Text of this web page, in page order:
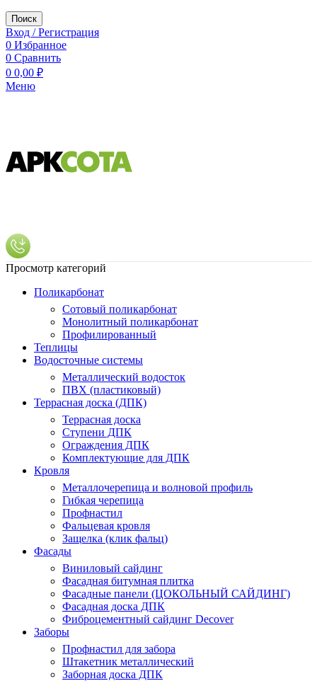
Поиск
Вход / Регистрация
0 Избранное
0 Сравнить
0 0,00 ₽
Меню
Просмотр категорий
Поликарбонат
Сотовый поликарбонат
Монолитный поликарбонат
Профилированный
Теплицы
Водосточные системы
Металлический водосток
ПВХ (пластиковый)
Террасная доска (ДПК)
Террасная доска
Ступени ДПК
Ограждения ДПК
Комплектующие для ДПК
Кровля
Металлочерепица и волновой профиль
Гибкая черепица
Профнастил
Фальцевая кровля
Защелка (клик фальц)
Фасады
Виниловый сайдинг
Фасадная битумная плитка
Фасадные панели (ЦОКОЛЬНЫЙ САЙДИНГ)
Фасадная доска ДПК
Фиброцементный сайдинг Decover
Заборы
Профнастил для забора
Штакетник металлический
Заборная доска ДПК